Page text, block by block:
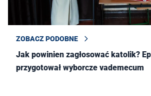
ZOBACZ PODOBNE
Jak powinien zagłosować katolik?
przygotował wyborcze vademecum